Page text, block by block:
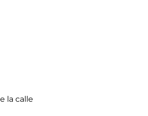
la calle